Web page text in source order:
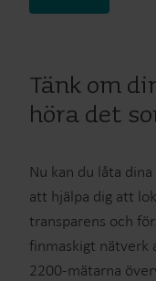
Tänk om
höra det
Nu kan du låta
att hjälpa dig att
transparens och
finmaskigt nätverk
2200-mätarna